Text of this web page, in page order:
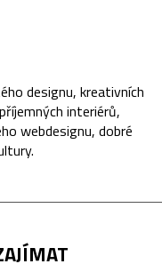
designu, kreativních
interiérů,
webdesignu, dobré